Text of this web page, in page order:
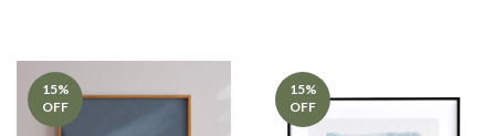
15%
OFF
15%
OFF